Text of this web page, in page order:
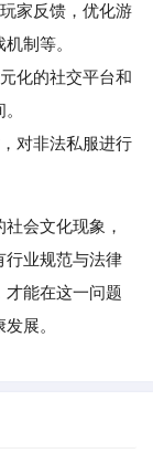
家反馈，优化游
制等。
化的社交平台和
对非法私服进行
会文化现象，
行业规范与法律
才能在这一问题
展。